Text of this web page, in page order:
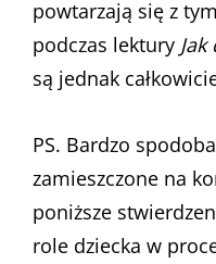
powtarzają się z
podczas lektury Jak
są jednak
PS. Bardzo
zamieszczone na
poniższe
role dziecka w